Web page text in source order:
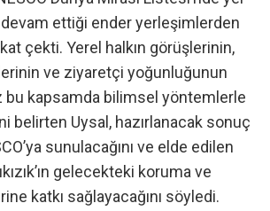
devam ettiği ender yerleşimlerden
çekti. Yerel halkın görüşlerinin,
ve ziyaretçi yoğunluğunun
bu kapsamda bilimsel yöntemlerle
belirten Uysal, hazırlanacak sonuç
sunulacağını ve elde edilen
gelecekteki koruma ve
katkı sağlayacağını söyledi.